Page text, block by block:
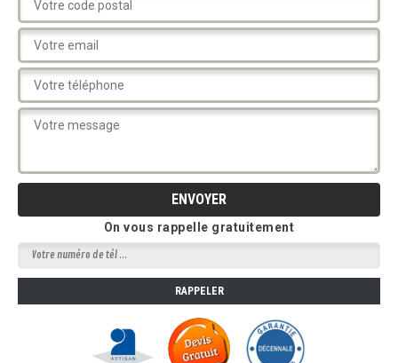
On vous rappelle gratuitement